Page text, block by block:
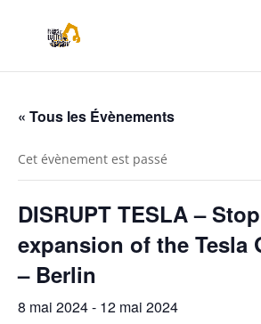
« Tous les Évènements
Cet évènement est passé
DISRUPT TESLA –
expansion of the Tesla
– Berlin
8 mai 2024- 12 mai 2024